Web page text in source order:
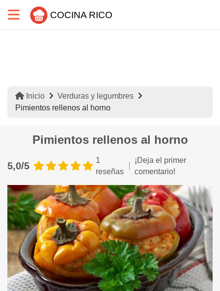
COCINA RICO
Inicio
Verduras y legumbres
Pimientos rellenos al horno
Pimientos rellenos al horno
5,0/5
1
reseñas
¡Deja el primer
comentario!